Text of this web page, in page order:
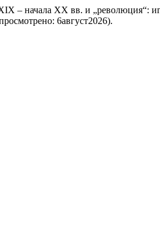
– начала ХХ вв. и „революция“:
6август2026).